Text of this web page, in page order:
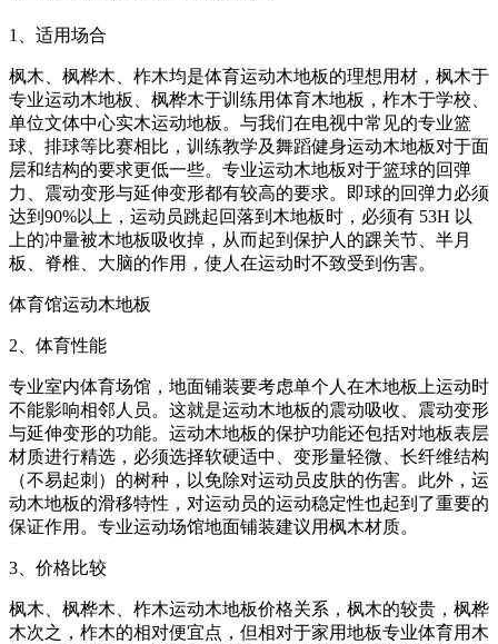
1、适用场合
枫木、枫桦木、柞木均是体育运动木地板的理想用材，枫木于
专业运动木地板、枫桦木于训练用体育木地板，柞木于学校、
单位文体中心实木运动地板。与我们在电视中常见的专业篮
球、排球等比赛相比，训练教学及舞蹈健身运动木地板对于面
层和结构的要求更低一些。专业运动木地板对于篮球的回弹
力、震动变形与延伸变形都有较高的要求。即球的回弹力必须
达到90%以上，运动员跳起回落到木地板时，必须有 53H 以
上的冲量被木地板吸收掉，从而起到保护人的踝关节、半月
板、脊椎、大脑的作用，使人在运动时不致受到伤害。
体育馆运动木地板
2、体育性能
专业室内体育场馆，地面铺装要考虑单个人在木地板上运动时
不能影响相邻人员。这就是运动木地板的震动吸收、震动变形
与延伸变形的功能。运动木地板的保护功能还包括对地板表层
材质进行精选，必须选择软硬适中、变形量轻微、长纤维结构
（不易起刺）的树种，以免除对运动员皮肤的伤害。此外，运
动木地板的滑移特性，对运动员的运动稳定性也起到了重要的
保证作用。专业运动场馆地面铺装建议用枫木材质。
3、价格比较
枫木、枫桦木、柞木运动木地板价格关系，枫木的较贵，枫桦
木次之，柞木的相对便宜点，但相对于家用地板专业体育用木